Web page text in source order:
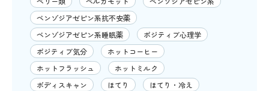
ベンゾジアゼピン系抗不安薬
ベンゾジアゼピン系睡眠薬
ポジティブ心理学
ポジティブ気分
ホットコーヒー
ホットフラッシュ
ホットミルク
ボディスキャン
ほてり
ほてり・冷え